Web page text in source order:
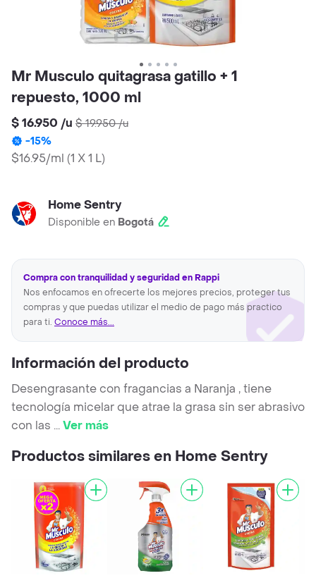
Mr Musculo quitagrasa gatillo + 1
repuesto, 1000 ml
$ 16.950 /u $ 19.950/u
-15%
$16.95/ml (1 X 1 L)
Home Sentry
Disponible en Bogotá
Compra con tranquilidad y seguridad en Rappi
Nos enfocamos en ofrecerte los mejores precios, proteger tus
compras y que puedas utilizar el medio de pago más practico
para ti. Conoce más...
Información del producto
Desengrasante con fragancias a Naranja , tiene
tecnología micelar que atrae la grasa sin ser abrasivo
con las ...Ver más
Productos similares en Home Sentry